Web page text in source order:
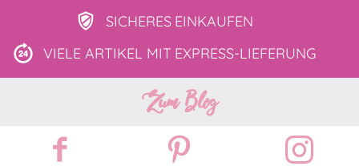
SICHERES EINKAUFEN
VIELE ARTIKEL MIT EXPRESS-LIEFERUNG
Zum Blog